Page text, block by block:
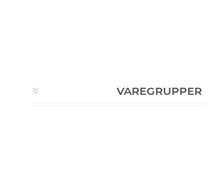
VAREGRUPPER